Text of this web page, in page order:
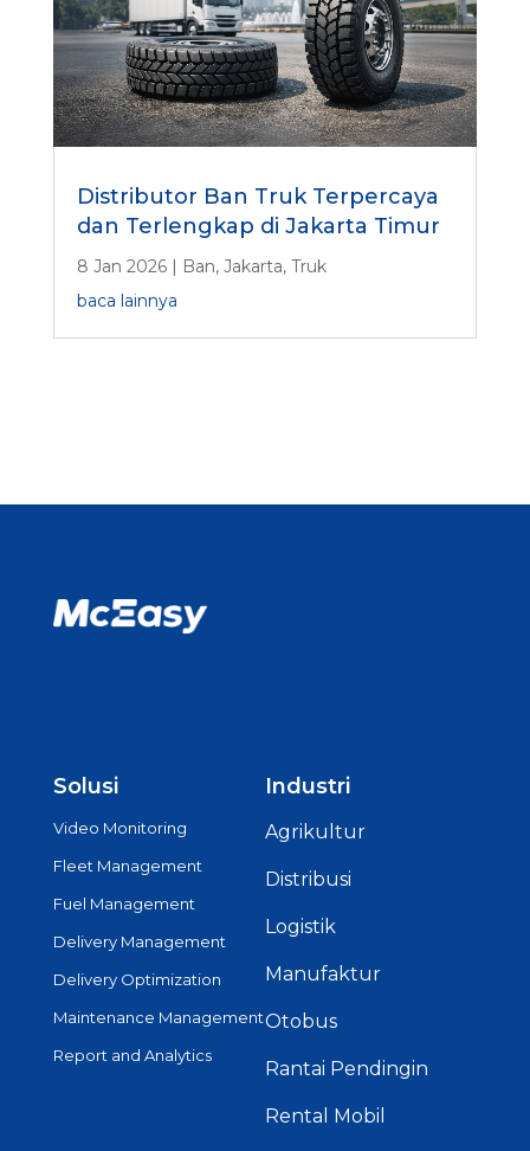
Distributor Ban Truk Terpercaya
dan Terlengkap di Jakarta Timur
8 Jan 2026| Ban, Jakarta, Truk
baca lainnya
Solusi
Video Monitoring
Fleet Management
Fuel Management
Delivery Management
Delivery Optimization
Maintenance Management
Report and Analytics
Industri
Agrikultur
Distribusi
Logistik
Manufaktur
Otobus
Rantai Pendingin
Rental Mobil